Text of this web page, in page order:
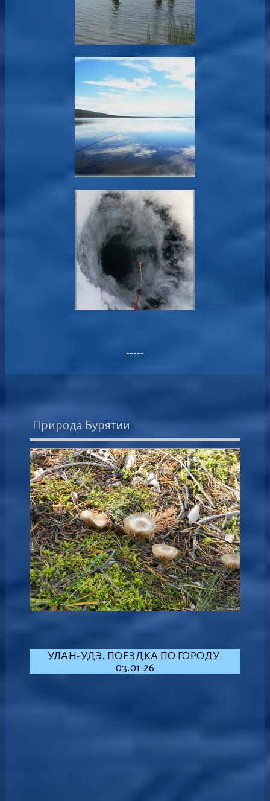
-----
Природа Бурятии
УЛАН-УДЭ. ПОЕЗДКА ПО ГОРОДУ.
03.01.26